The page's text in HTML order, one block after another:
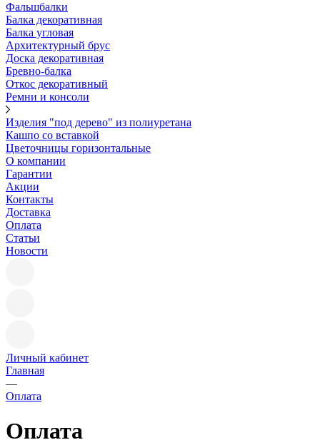
Фальшбалки
Балка декоративная
Балка угловая
Архитектурный брус
Доска декоративная
Бревно-балка
Откос декоративный
Ремни и консоли
Изделия "под дерево" из полиуретана
Кашпо со вставкой
Цветочницы горизонтальные
О компании
Гарантии
Акции
Контакты
Доставка
Оплата
Статьи
Новости
Личный кабинет
Главная
—
Оплата
Оплата